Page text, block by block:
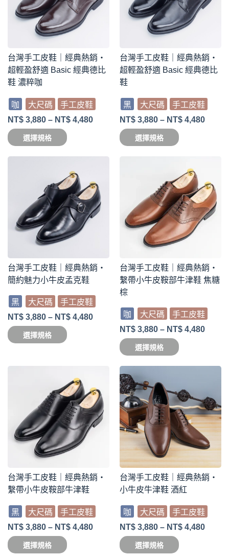
台灣手工皮鞋｜經典熱銷・
超輕盈舒適 Basic 經典德比
鞋 濃粹咖
咖 大尺碼
手工皮鞋
NT$ 3,880 – NT$ 4,480
選擇規格
台灣手工皮鞋｜經典熱銷・
超輕盈舒適 Basic 經典德比
鞋
黑 大尺碼
手工皮鞋
NT$ 3,880 – NT$ 4,480
選擇規格
台灣手工皮鞋｜經典熱銷・
簡約魅力小牛皮孟克鞋
黑 大尺碼
手工皮鞋
NT$ 3,880 – NT$ 4,480
選擇規格
台灣手工皮鞋｜經典熱銷・
繫帶小牛皮鞍部牛津鞋 焦糖
棕
咖 大尺碼
手工皮鞋
NT$ 3,880 – NT$ 4,480
選擇規格
台灣手工皮鞋｜經典熱銷・
繫帶小牛皮鞍部牛津鞋
黑 大尺碼
手工皮鞋
NT$ 3,880 – NT$ 4,480
選擇規格
台灣手工皮鞋｜經典熱銷・
小牛皮牛津鞋 酒紅
咖 大尺碼
手工皮鞋
NT$ 3,880 – NT$ 4,480
選擇規格